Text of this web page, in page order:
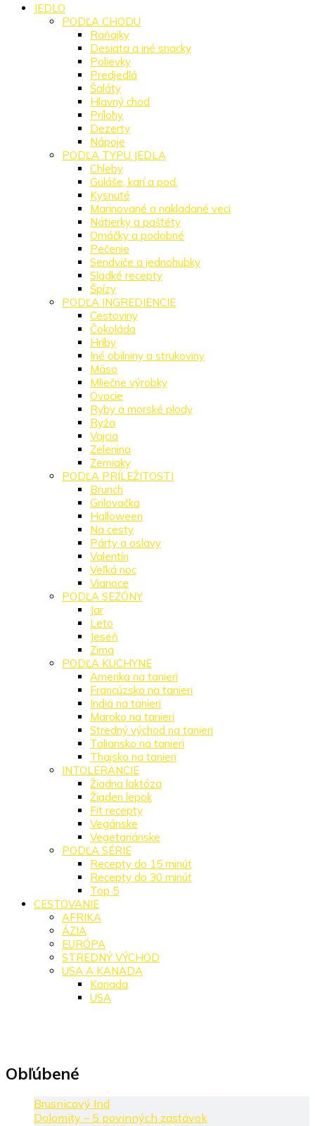
JEDLO
PODĽA CHODU
Raňajky
Desiata a iné snacky
Polievky
Predjedlá
Šaláty
Hlavný chod
Prílohy
Dezerty
Nápoje
PODĽA TYPU JEDLA
Chleby
Guláše, karí a pod.
Kysnuté
Marinované a nakladané veci
Nátierky a paštéty
Omáčky a podobné
Pečenie
Sendviče a jednohubky
Sladké recepty
Špízy
PODĽA INGREDIENCIE
Cestoviny
Čokoláda
Hríby
Iné obilniny a strukoviny
Mäso
Mliečne výrobky
Ovocie
Ryby a morské plody
Ryža
Vajcia
Zelenina
Zemiaky
PODĽA PRÍLEŽITOSTI
Brunch
Grilovačka
Halloween
Na cesty
Párty a oslavy
Valentín
Veľká noc
Vianoce
PODĽA SEZÓNY
Jar
Leto
Jeseň
Zima
PODĽA KUCHYNE
Amerika na tanieri
Francúzsko na tanieri
India na tanieri
Maroko na tanieri
Stredný východ na tanieri
Taliansko na tanieri
Thajsko na tanieri
INTOLERANCIE
Žiadna laktóza
Žiaden lepok
Fit recepty
Vegánske
Vegetariánske
PODĽA SÉRIE
Recepty do 15 minút
Recepty do 30 minút
Top 5
CESTOVANIE
AFRIKA
ÁZIA
EURÓPA
STREDNÝ VÝCHOD
USA A KANADA
Kanada
USA
Obľúbené
Brusnicový Ind
Dolomity – 5 povinných zastávok